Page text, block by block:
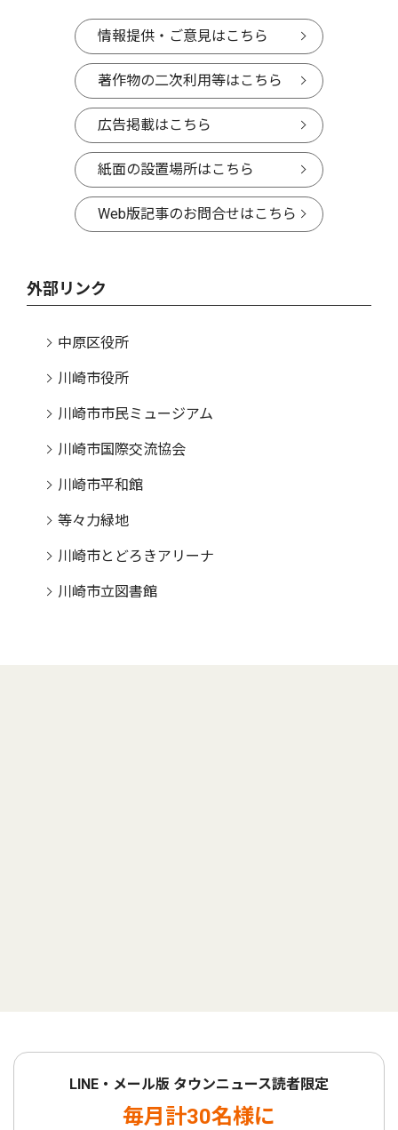
情報提供・ご意見はこちら
著作物の二次利用等はこちら
広告掲載はこちら
紙面の設置場所はこちら
Web版記事のお問合せはこちら
外部リンク
中原区役所
川崎市役所
川崎市市民ミュージアム
川崎市国際交流協会
川崎市平和館
等々力緑地
川崎市とどろきアリーナ
川崎市立図書館
LINE・メール版 タウンニュース読者限定
毎月計30名様に